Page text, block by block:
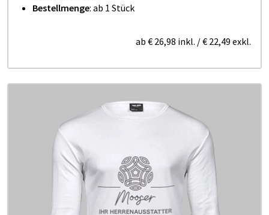
Bestellmenge: ab 1 Stück
ab € 26,98 inkl. /€ 22,49 exkl.